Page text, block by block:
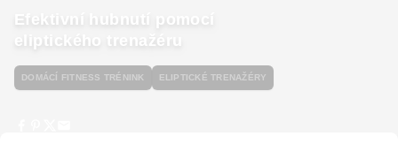
Efektivní hubnutí pomocí
eliptického trenažéru
DOMÁCÍ FITNESS TRÉNINK ELIPTICKÉ TRENAŽÉRY